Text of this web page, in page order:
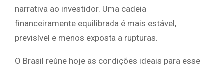
narrativa ao investidor. Uma cadeia
financeiramente equilibrada é mais estável,
previsível e menos exposta a rupturas.
O Brasil reúne hoje as condições ideais para esse